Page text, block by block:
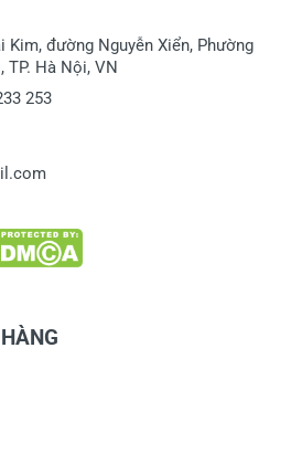
Kim, đường Nguyễn Xiển, Phường
Hà Nội, VN
253